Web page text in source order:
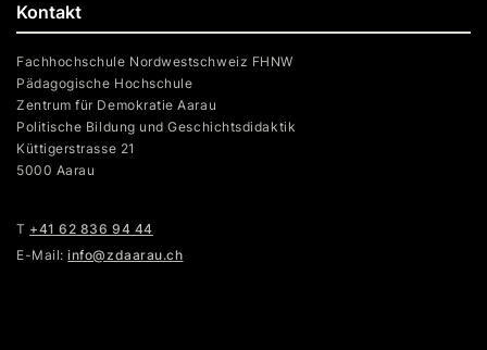
Kontakt
Fachhochschule Nordwestschweiz FHNW
Pädagogische Hochschule
Zentrum für Demokratie Aarau
Politische Bildung und Geschichtsdidaktik
Küttigerstrasse 21
5000 Aarau
T +41 62 836 94 44
E-Mail:info@zdaarau.ch